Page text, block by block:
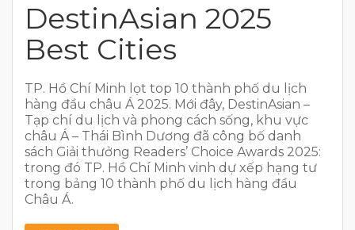
DestinAsian 2025
Best Cities
TP. Hồ Chí Minh lọt top 10 thành phố du lịch
hàng đầu châu Á 2025. Mới đây, DestinAsian –
Tạp chí du lịch và phong cách sống, khu vực
châu Á – Thái Bình Dương đã công bố danh
sách Giải thưởng Readers’ Choice Awards 2025:
trong đó TP. Hồ Chí Minh vinh dự xếp hạng tư
trong bảng 10 thành phố du lịch hàng đầu
Châu Á.